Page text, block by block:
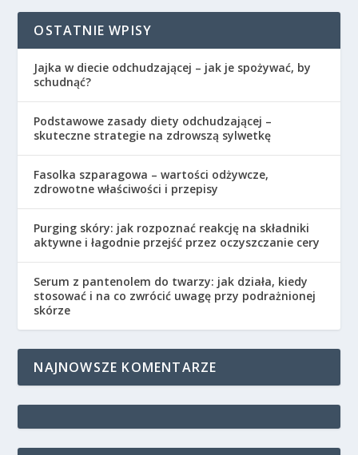
OSTATNIE WPISY
Jajka w diecie odchudzającej – jak je spożywać, by
schudnąć?
Podstawowe zasady diety odchudzającej –
skuteczne strategie na zdrowszą sylwetkę
Fasolka szparagowa – wartości odżywcze,
zdrowotne właściwości i przepisy
Purging skóry: jak rozpoznać reakcję na składniki
aktywne i łagodnie przejść przez oczyszczanie cery
Serum z pantenolem do twarzy: jak działa, kiedy
stosować i na co zwrócić uwagę przy podrażnionej
skórze
NAJNOWSZE KOMENTARZE